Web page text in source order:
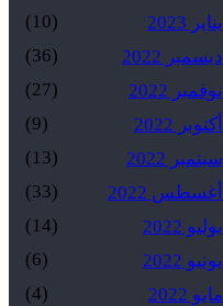
يناير 2023
(10)
ديسمبر 2022
(36)
نوفمبر 2022
(27)
أكتوبر 2022
(9)
سبتمبر 2022
(13)
أغسطس 2022
(33)
يوليو 2022
(14)
يونيو 2022
(6)
مايو 2022
(4)